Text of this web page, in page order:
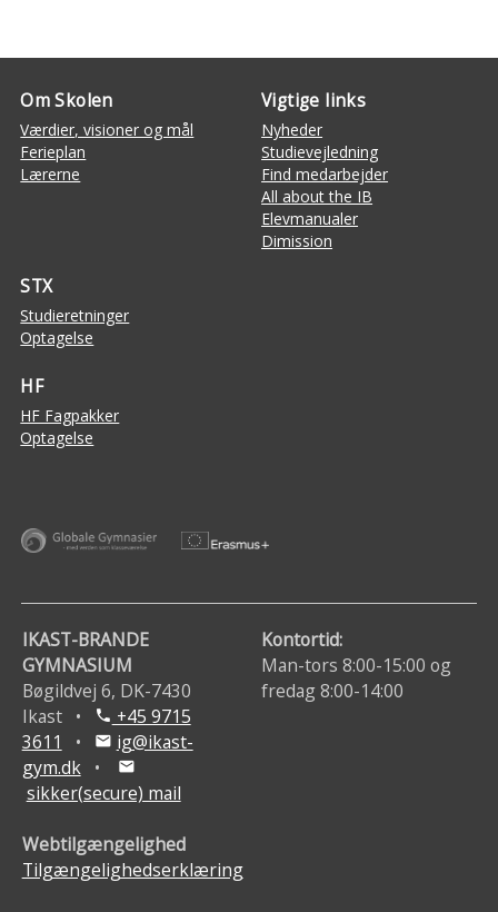
Om Skolen
Værdier, visioner og mål
Ferieplan
Lærerne
Vigtige links
Nyheder
Studievejledning
Find medarbejder
All about the IB
Elevmanualer
Dimission
STX
Studieretninger
Optagelse
HF
HF Fagpakker
Optagelse
IKAST-BRANDE
GYMNASIUM
Bøgildvej 6, DK-7430
Ikast •
phone +45 9715
3611
• mail ig@ikast-
gym.dk• mail
sikker(secure) mail
Kontortid:
Man-tors 8:00-15:00 og
fredag 8:00-14:00
Webtilgængelighed
Tilgængelighedserklæring